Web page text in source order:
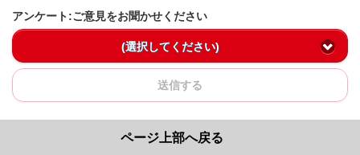
アンケート:ご意見をお聞かせください
(選択してください)
送信する
ページ上部へ戻る